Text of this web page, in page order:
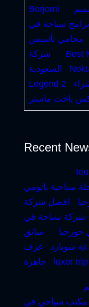
Borjomi
برامج سياحة في
محامي تأسيس
شركة
Best
السعودية
Legend 2
ياخت ماستر
Recent
سياحية باتومي
افضل شركة
شركة سياحة في
جورجيا
سائق
شوبارد
غرف
جاهزة
luxor
سياحي في